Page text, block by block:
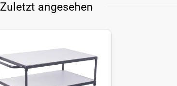
Zuletzt angesehen